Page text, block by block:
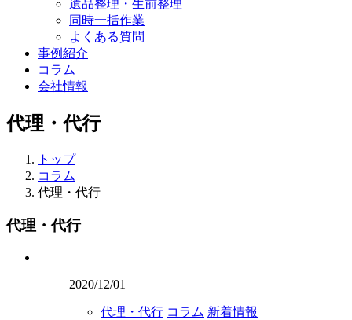
遺品整理・生前整理
同時一括作業
よくある質問
事例紹介
コラム
会社情報
代理・代行
トップ
コラム
代理・代行
代理・代行
2020/12/01
代理・代行 コラム 新着情報